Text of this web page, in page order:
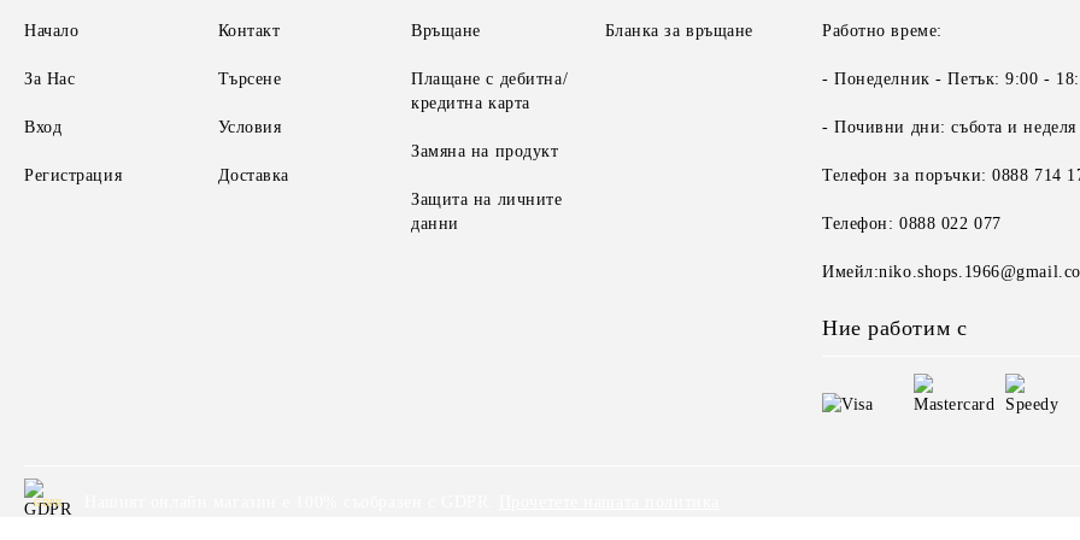
Начало
За Нас
Вход
Регистрация
Контакт
Търсене
Условия
Доставка
Връщане
Плащане с дебитна/
кредитна карта
Замяна на продукт
Защита на личните
данни
Бланка за връщане Работно време:
- Понеделник - Петък: 9:00 -
- Почивни дни: събота и неделя
Телефон за поръчки: 0888 714
Телефон: 0888 022 077
Ние работим с
GDPR